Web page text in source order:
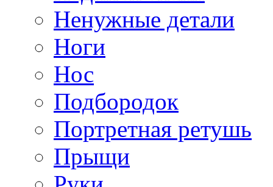
Ненужные детали
Ноги
Нос
Подбородок
Портретная ретушь
Прыщи